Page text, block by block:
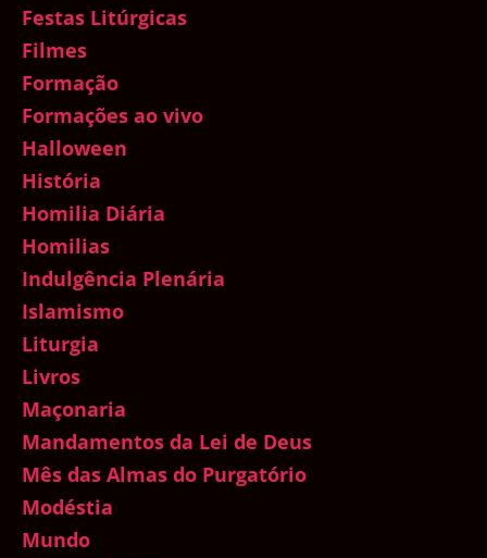
Festas Litúrgicas
Filmes
Formação
Formações ao vivo
Halloween
História
Homilia Diária
Homilias
Indulgência Plenária
Islamismo
Liturgia
Livros
Maçonaria
Mandamentos da Lei de Deus
Mês das Almas do Purgatório
Modéstia
Mundo